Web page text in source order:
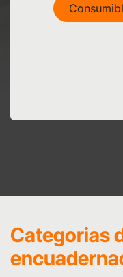
Categorias